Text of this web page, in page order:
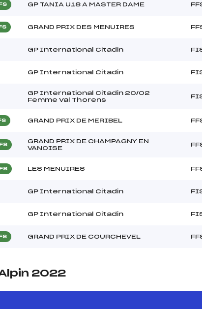
GP TANIA U18 A MASTER DAME
GRAND PRIX DES MENUIRES
GP International Citadin
GP International Citadin
GP International Citadin 20/02
Femme Val Thorens
GRAND PRIX DE MERIBEL
GRAND PRIX DE CHAMPAGNY EN
VANOISE
LES MENUIRES
GP International Citadin
GP International Citadin
GRAND PRIX DE COURCHEVEL
2022